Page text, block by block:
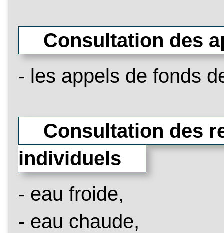
Consultation des
- les appels de fonds
Consultation des
individuels
- eau froide,
- eau chaude,